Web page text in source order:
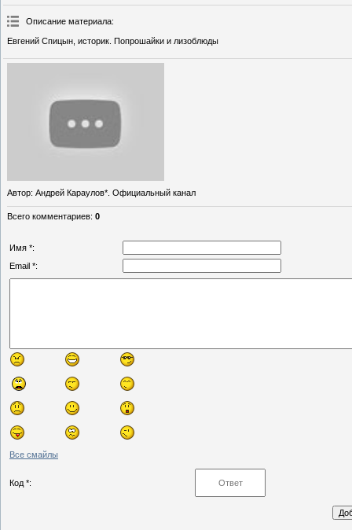
Описание материала:
Евгений Спицын, историк. Попрошайки и лизоблюды
Автор: Андрей Караулов*. Официальный канал
Всего комментариев: 0
Имя *:
Email *:
Все смайлы
Код *: